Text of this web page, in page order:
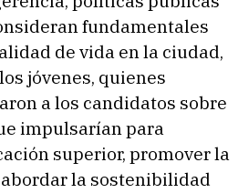
fundamentales
de vida en la ciudad,
jóvenes, quienes
a los candidatos sobre
impulsarían para
superior, promover la
la sostenibilidad